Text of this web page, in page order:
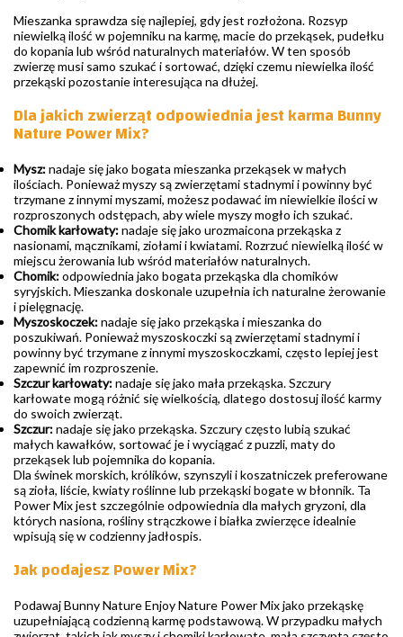
Mieszanka sprawdza się najlepiej, gdy jest rozłożona. Rozsyp
niewielką ilość w pojemniku na karmę, macie do przekąsek, pudełku
do kopania lub wśród naturalnych materiałów. W ten sposób
zwierzę musi samo szukać i sortować, dzięki czemu niewielka ilość
przekąski pozostanie interesująca na dłużej.
Dla jakich zwierząt odpowiednia jest karma Bunny
Nature Power Mix?
Mysz:nadaje się jako bogata mieszanka przekąsek w małych
ilościach. Ponieważ myszy są zwierzętami stadnymi i powinny być
trzymane z innymi myszami, możesz podawać im niewielkie ilości w
rozproszonych odstępach, aby wiele myszy mogło ich szukać.
Chomik karłowaty:nadaje się jako urozmaicona przekąska z
nasionami, mącznikami, ziołami i kwiatami. Rozrzuć niewielką ilość w
miejscu żerowania lub wśród materiałów naturalnych.
Chomik:odpowiednia jako bogata przekąska dla chomików
syryjskich. Mieszanka doskonale uzupełnia ich naturalne żerowanie
i pielęgnację.
Myszoskoczek:nadaje się jako przekąska i mieszanka do
poszukiwań. Ponieważ myszoskoczki są zwierzętami stadnymi i
powinny być trzymane z innymi myszoskoczkami, często lepiej jest
zapewnić im rozproszenie.
Szczur karłowaty:nadaje się jako mała przekąska. Szczury
karłowate mogą różnić się wielkością, dlatego dostosuj ilość karmy
do swoich zwierząt.
Szczur:nadaje się jako przekąska. Szczury często lubią szukać
małych kawałków, sortować je i wyciągać z puzzli, maty do
przekąsek lub pojemnika do kopania.
Dla świnek morskich, królików, szynszyli i koszatniczek preferowane
są zioła, liście, kwiaty roślinne lub przekąski bogate w błonnik. Ta
Power Mix jest szczególnie odpowiednia dla małych gryzoni, dla
których nasiona, rośliny strączkowe i białka zwierzęce idealnie
wpisują się w codzienny jadłospis.
Jak podajesz Power Mix?
Podawaj Bunny Nature Enjoy Nature Power Mix jako przekąskę
uzupełniającą codzienną karmę podstawową. W przypadku małych